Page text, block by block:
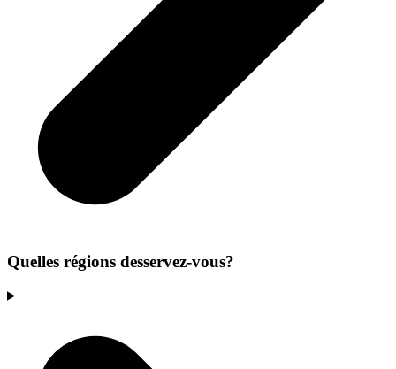
Quelles régions desservez-vous?